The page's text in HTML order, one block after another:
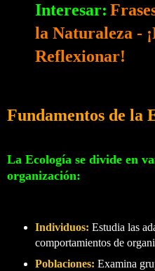
Interesar:
la Naturaleza -
Reflexionar!
Fundamentos de la
La Ecología se divide en
organización:
Individuos: Estudia las
comportamientos de
Poblaciones: Examina